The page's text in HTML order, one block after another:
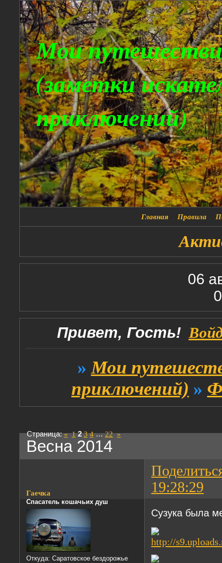
Мои
(заметки
приключений)
Главная Правила
06
Привет, Гость!
» Мои
приключений) »
Весна 2014
Страница:« 1 2 3 4 … 22 »
19:28:29
Гаечка
Спасатель кошачьих душ
Откуда: Саратовское бездорожье
Сузука была